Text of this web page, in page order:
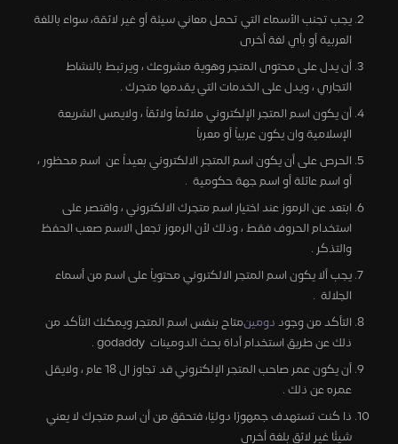
يجب تجنب الأسماء التي تحمل معاني سيئة أو غير لائقة، سواء باللغة
العربية أو بأي لغة أخرى
أن يدل على محتوى المتجر وهوية مشروعك ، ويرتبط بالنشاط
التجاري ، ويدل على الخدمات التي يقدمها متجرك .
أن يكون اسم المتجر الإلكتروني ملائماً ولائقاً ، ولايمس الشريعة
الإسلامية وان يكون عربياً أو معرباً
الحرص على أن يكون اسم المتجر الالكتروني بعيداً عن اسم محظور ،
أو اسم عائلة أو اسم جهة حكومية .
ابتعد عن الرموز عند اختيار اسم متجرك الالكتروني ، واقتصر على
استخدام الحروف فقط ، وذلك لأن الرموز تجعل الاسم صعب الحفظ
والتذكر .
يجب ألا يكون اسم المتجر الالكتروني محتوياً على اسم من أسماء
الجلالة .
التأكد من وجود دومينمتاح بنفس اسم المتجر ويمكنك التأكد من
ذلك عن طريق استخدام أداة بحث الدومينات godaddy .
أن يكون عمر صاحب المتجر الإلكتروني قد تجاوز ال 18 عام ، ولايقل
عمره عن ذلك .
ذا كنت تستهدف جمهورًا دوليًا، فتحقق من أن اسم متجرك لا يعني
شيئًا غير لائق بلغة أخرى